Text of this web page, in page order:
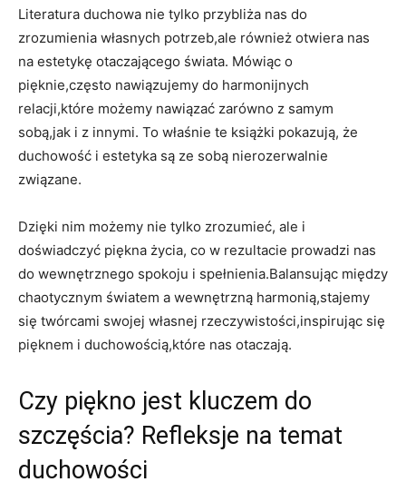
Literatura duchowa nie tylko przybliża nas do
zrozumienia własnych potrzeb,ale również otwiera nas
na estetykę otaczającego świata. Mówiąc o
pięknie,często nawiązujemy do harmonijnych
relacji,które możemy nawiązać zarówno z samym
sobą,jak i z innymi. To właśnie te książki pokazują, że
duchowość i estetyka są ze sobą nierozerwalnie
związane.
Dzięki nim możemy nie tylko zrozumieć, ale i
doświadczyć piękna życia, co w rezultacie prowadzi nas
do wewnętrznego spokoju i spełnienia.Balansując między
chaotycznym światem a wewnętrzną harmonią,stajemy
się twórcami swojej własnej rzeczywistości,inspirując się
pięknem i duchowością,które nas otaczają.
Czy piękno jest kluczem do
szczęścia? Refleksje na temat
duchowości